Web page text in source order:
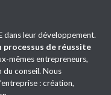
dans leur développement.
processus de réussite
mêmes entrepreneurs,
du conseil. Nous
: création,